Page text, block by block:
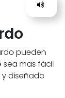
pueden
mas fácil
diseñado